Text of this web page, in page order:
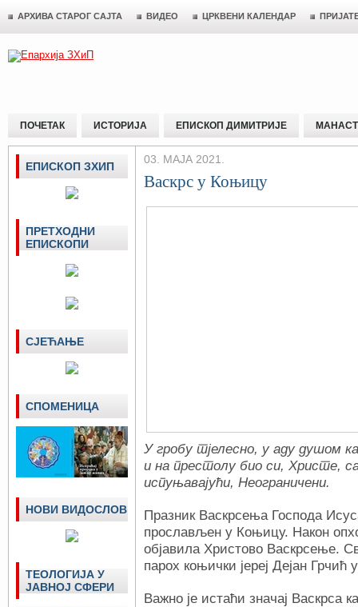
АРХИВА СТАРОГ САЈТА ВИДЕО ЦРКВЕНИ КАЛЕНДАР
ПОЧЕТАК ИСТОРИЈА ЕПИСКОП ДИМИТРИЈЕ
03. МАЈА 2021.
Васкрс у Коњицу
У гробу тјелесно, у аду душом
и на престолу био си, Христе,
испуњавајући, Неограничени.
Празник Васкрсења Господа
прослављен у Коњицу. Након
објавила Христово Васкрсење.
парох коњички јереј Дејан Грчић
Важно је истаћи значај Васкрса
ЕПИСКОП ЗХИП
ПРЕТХОДНИ
ЕПИСКОПИ
СЈЕЋАЊЕ
СПОМЕНИЦА
НОВИ ВИДОСЛОВ
ТЕОЛОГИЈА У
ЈАВНОЈ СФЕРИ